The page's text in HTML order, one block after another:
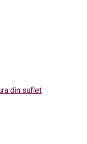
din suflet